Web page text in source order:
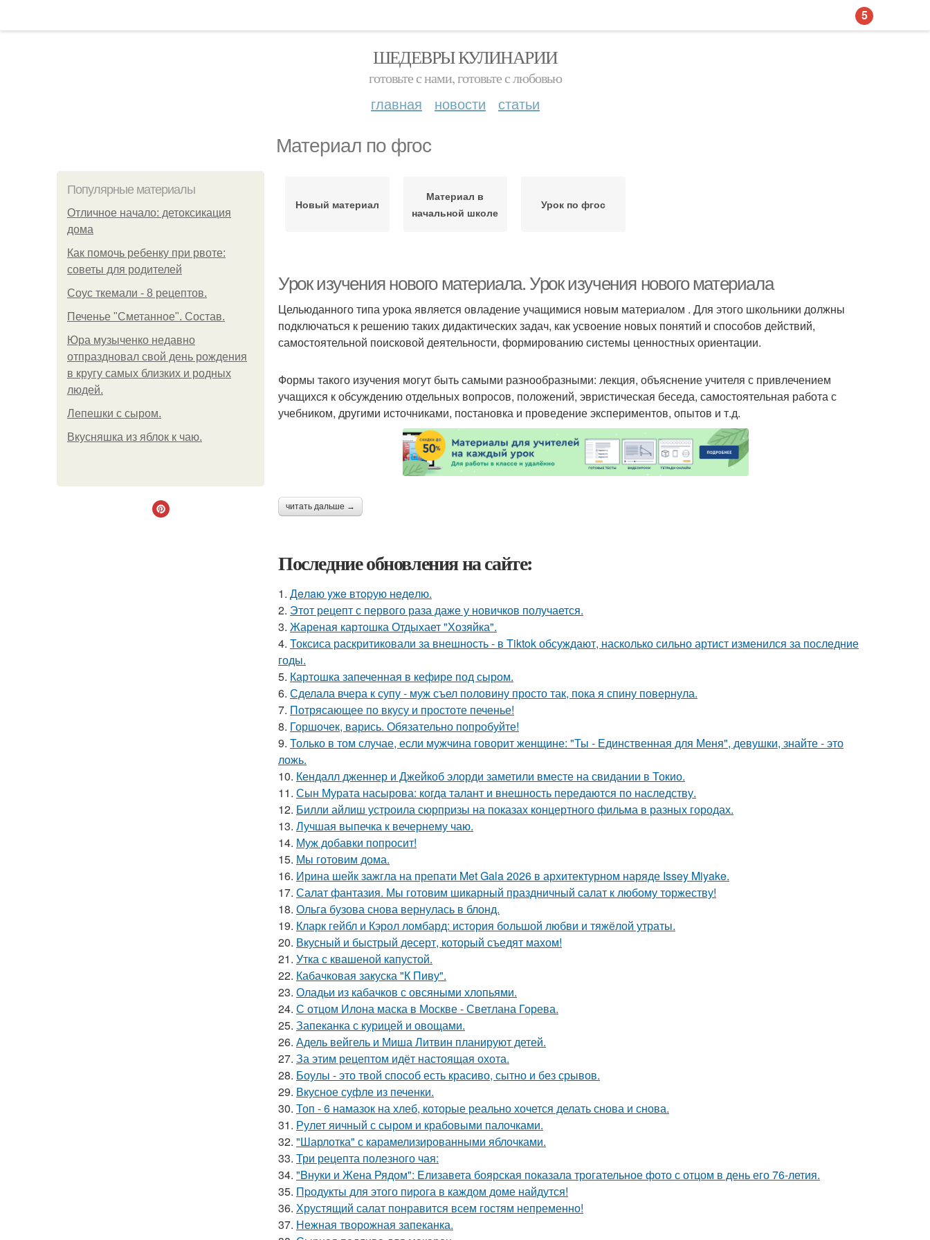
ШЕДЕВРЫ КУЛИНАРИИ
готовьте с нами, готовьте с любовью
главная новости статьи
Материал по фгос
Популярные материалы
Отличное начало: детоксикация
дома
Как помочь ребенку при рвоте:
советы для родителей
Соус ткемали - 8 рецептов.
Печенье "Сметанное". Состав.
Юра музыченко недавно
отпраздновал свой день рождения
в кругу самых близких и родных
людей.
Лепешки с сыром.
Вкусняшка из яблок к чаю.
Новый материал
Материал в
начальной школе
Урок по фгос
Урок изучения нового материала. Урок изучения нового материала
Цельюданного типа урока является овладение учащимися новым материалом . Для этого школьники должны
подключаться к решению таких дидактических задач, как усвоение новых понятий и способов действий,
самостоятельной поисковой деятельности, формированию системы ценностных ориентации.
Формы такого изучения могут быть самыми разнообразными: лекция, объяснение учителя с привлечением
учащихся к обсуждению отдельных вопросов, положений, эвристическая беседа, самостоятельная работа с
учебником, другими источниками, постановка и проведение экспериментов, опытов и т.д.
читать дальше →
Последние обновления на сайте:
1. Дeлaю yжe втopую нeдeлю.
2. Этот рецепт с первого раза даже у новичков получается.
3. Жареная картошка Отдыхает "Хозяйка".
4. Токсиса раскритиковали за внешность - в Tiktok обсуждают, насколько сильно артист изменился за последние
годы.
5. Картошка запеченная в кефире под сыром.
6. Сделала вчера к супу - муж съел половину просто так, пока я спину повернула.
7. Потрясающее по вкусу и простоте печенье!
8. Горшочек, варись. Обязательно попробуйте!
9. Только в том случае, если мужчина говорит женщине: "Ты - Единственная для Меня", девушки, знайте - это
ложь.
10. Кендалл дженнер и Джейкоб элорди заметили вместе на свидании в Токио.
11. Сын Мурата насырова: когда талант и внешность передаются по наследству.
12. Билли айлиш устроила сюрпризы на показах концертного фильма в разных городах.
13. Лучшая выпечка к вечернему чаю.
14. Муж добавки попросит!
15. Мы готовим дома.
16. Ирина шейк зажгла на препати Met Gala 2026 в архитектурном наряде Issey Miyake.
17. Салат фантазия. Мы готовим шикарный праздничный салат к любому торжеству!
18. Ольга бузова снова вернулась в блонд.
19. Кларк гейбл и Кэрол ломбард: история большой любви и тяжёлой утраты.
20. Вкусный и быстрый десерт, который съедят махом!
21. Утка с квашеной капустой.
22. Кабачковая закуска "К Пиву".
23. Оладьи из кабачков с овсяными хлопьями.
24. С отцом Илона маска в Москве - Светлана Горева.
25. Запеканка с курицей и овощами.
26. Адель вейгель и Миша Литвин планируют детей.
27. За этим рецептом идёт настоящая охота.
28. Боулы - это твой способ есть красиво, сытно и без срывов.
29. Вкусное суфле из печенки.
30. Топ - 6 намазок на хлеб, которые реально хочется делать снова и снова.
31. Рулет яичный с сыром и крабовыми палочками.
32. "Шарлотка" с карамелизированными яблочками.
33. Три рецепта полезного чая:
34. "Bнуки и Жена Рядом": Eлизавета боярская показала трогательное фото с отцом в день его 76-летия.
35. Пpодукты для этого пиpога в каждом доме найдутся!
36. Хрустящий салат понравится всем гостям непременно!
37. Нежная творожная запеканка.
5